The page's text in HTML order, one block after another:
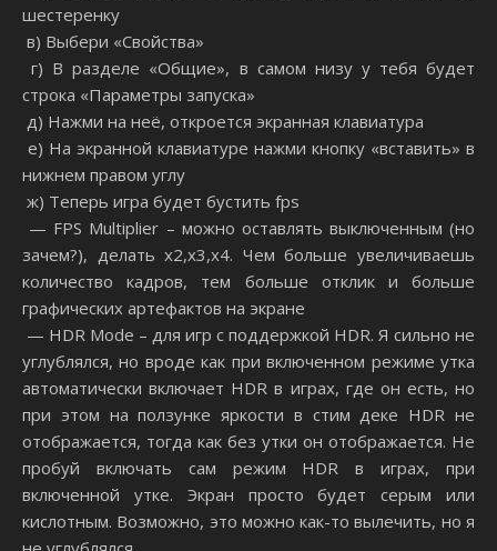
шестеренку
в) Выбери «Свойства»
г) В разделе «Общие», в самом низу у тебя будет
строка «Параметры запуска»
д) Нажми на неё, откроется экранная клавиатура
е) На экранной клавиатуре нажми кнопку «вставить» в
нижнем правом углу
ж) Теперь игра будет бустить fps
— FPS Multiplier – можно оставлять выключенным (но
зачем?), делать х2,х3,х4. Чем больше увеличиваешь
количество кадров, тем больше отклик и больше
графических артефактов на экране
— HDR Mode – для игр с поддержкой HDR. Я сильно не
углублялся, но вроде как при включенном режиме утка
автоматически включает HDR в играх, где он есть, но
при этом на ползунке яркости в стим деке HDR не
отображается, тогда как без утки он отображается. Не
пробуй включать сам режим HDR в играх, при
включенной утке. Экран просто будет серым или
кислотным. Возможно, это можно как-то вылечить, но я